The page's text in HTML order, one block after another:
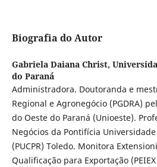
Biografia do Autor
Gabriela Daiana Christ,
do Paraná
Administradora. Doutoranda e
Regional e Agronegócio (PGDRA)
do Oeste do Paraná (Unioeste).
Negócios da Pontifícia
(PUCPR) Toledo. Monitora
Qualificação para Exportação